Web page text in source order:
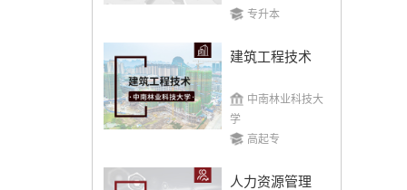
专升本
建筑工程技术
中南林业科技大
学
高起专
人力资源管理